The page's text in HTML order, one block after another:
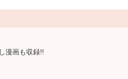
漫画も収録!!